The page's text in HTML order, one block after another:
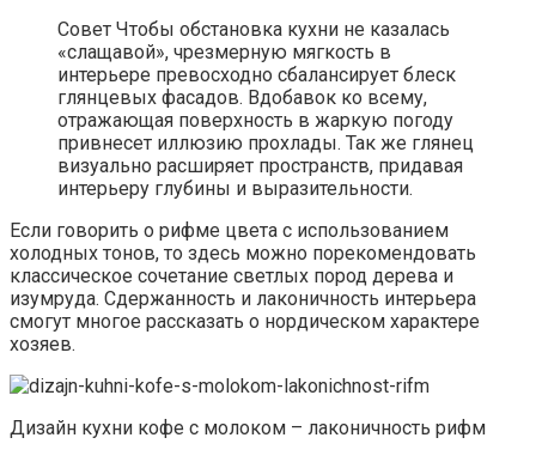
Совет Чтобы обстановка кухни не казалась
«слащавой», чрезмерную мягкость в
интерьере превосходно сбалансирует блеск
глянцевых фасадов. Вдобавок ко всему,
отражающая поверхность в жаркую погоду
привнесет иллюзию прохлады. Так же глянец
визуально расширяет пространств, придавая
интерьеру глубины и выразительности.
Если говорить о рифме цвета с использованием
холодных тонов, то здесь можно порекомендовать
классическое сочетание светлых пород дерева и
изумруда. Сдержанность и лаконичность интерьера
смогут многое рассказать о нордическом характере
хозяев.
Дизайн кухни кофе с молоком – лаконичность рифм